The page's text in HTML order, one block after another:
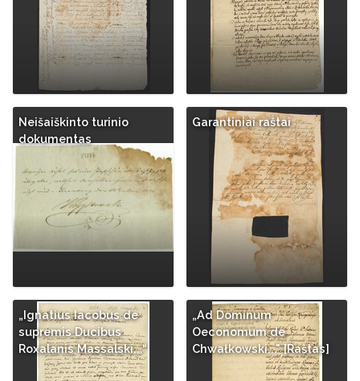
Neišaiškinto turinio
dokumentas
Garantiniai raštai
„Ignatius Iacobus de
supremis Ducibus
Roxalanis Massalski...“
„Ad Dominum
Oeconomum de
Chwałkowski..." [Raštas]